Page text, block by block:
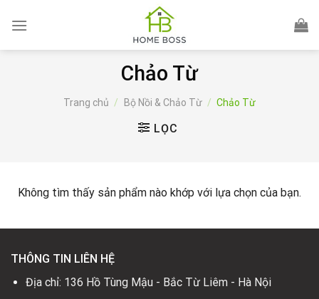
Chảo Từ
Trang chủ / Bộ Nồi & Chảo Từ / Chảo Từ
LỌC
Không tìm thấy sản phẩm nào khớp với lựa chọn của bạn.
THÔNG TIN LIÊN HỆ
Địa chỉ: 136 Hồ Tùng Mậu - Bắc Từ Liêm - Hà Nội